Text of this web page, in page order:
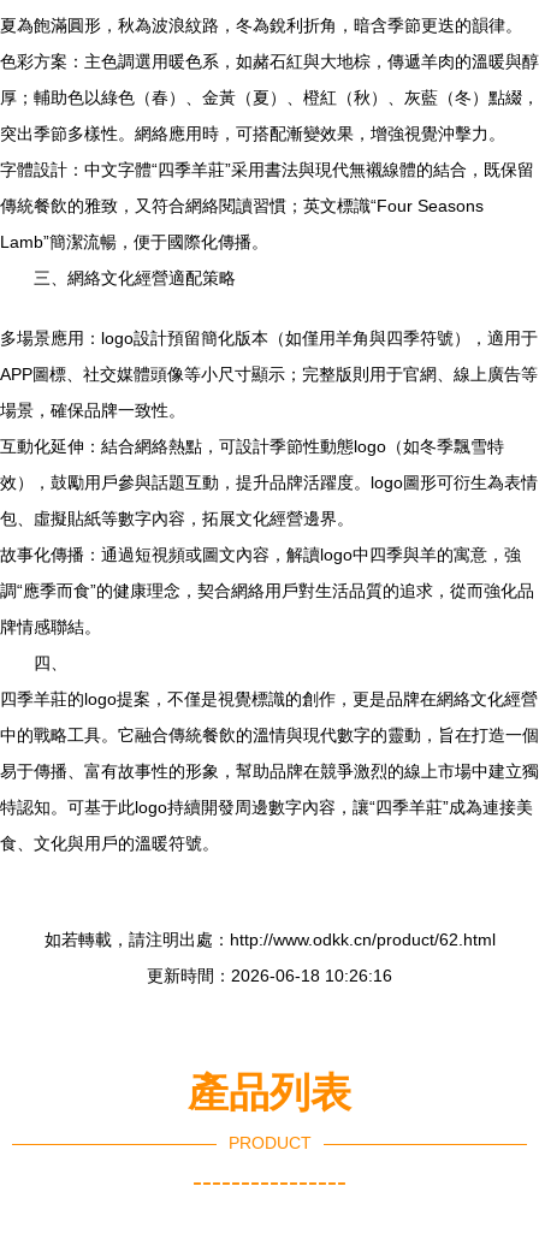
夏為飽滿圓形，秋為波浪紋路，冬為銳利折角，暗含季節更迭的韻律。
色彩方案：主色調選用暖色系，如赭石紅與大地棕，傳遞羊肉的溫暖與醇
厚；輔助色以綠色（春）、金黃（夏）、橙紅（秋）、灰藍（冬）點綴，
突出季節多樣性。網絡應用時，可搭配漸變效果，增強視覺沖擊力。
字體設計：中文字體“四季羊莊”采用書法與現代無襯線體的結合，既保留
傳統餐飲的雅致，又符合網絡閱讀習慣；英文標識“Four Seasons
Lamb”簡潔流暢，便于國際化傳播。
三、網絡文化經營適配策略
多場景應用：logo設計預留簡化版本（如僅用羊角與四季符號），適用于
APP圖標、社交媒體頭像等小尺寸顯示；完整版則用于官網、線上廣告等
場景，確保品牌一致性。
互動化延伸：結合網絡熱點，可設計季節性動態logo（如冬季飄雪特
效），鼓勵用戶參與話題互動，提升品牌活躍度。logo圖形可衍生為表情
包、虛擬貼紙等數字內容，拓展文化經營邊界。
故事化傳播：通過短視頻或圖文內容，解讀logo中四季與羊的寓意，強
調“應季而食”的健康理念，契合網絡用戶對生活品質的追求，從而強化品
牌情感聯結。
四、
四季羊莊的logo提案，不僅是視覺標識的創作，更是品牌在網絡文化經營
中的戰略工具。它融合傳統餐飲的溫情與現代數字的靈動，旨在打造一個
易于傳播、富有故事性的形象，幫助品牌在競爭激烈的線上市場中建立獨
特認知。可基于此logo持續開發周邊數字內容，讓“四季羊莊”成為連接美
食、文化與用戶的溫暖符號。
如若轉載，請注明出處：http://www.odkk.cn/product/62.html
更新時間：2026-06-18 10:26:16
產品列表
PRODUCT
----------------